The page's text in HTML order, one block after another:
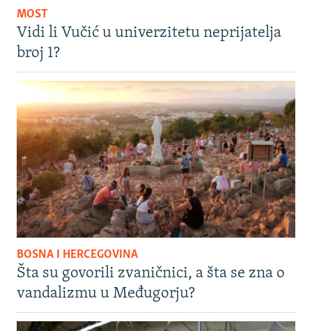
MOST
Vidi li Vučić u univerzitetu neprijatelja
broj 1?
BOSNA I HERCEGOVINA
Šta su govorili zvaničnici, a šta se zna o
vandalizmu u Međugorju?